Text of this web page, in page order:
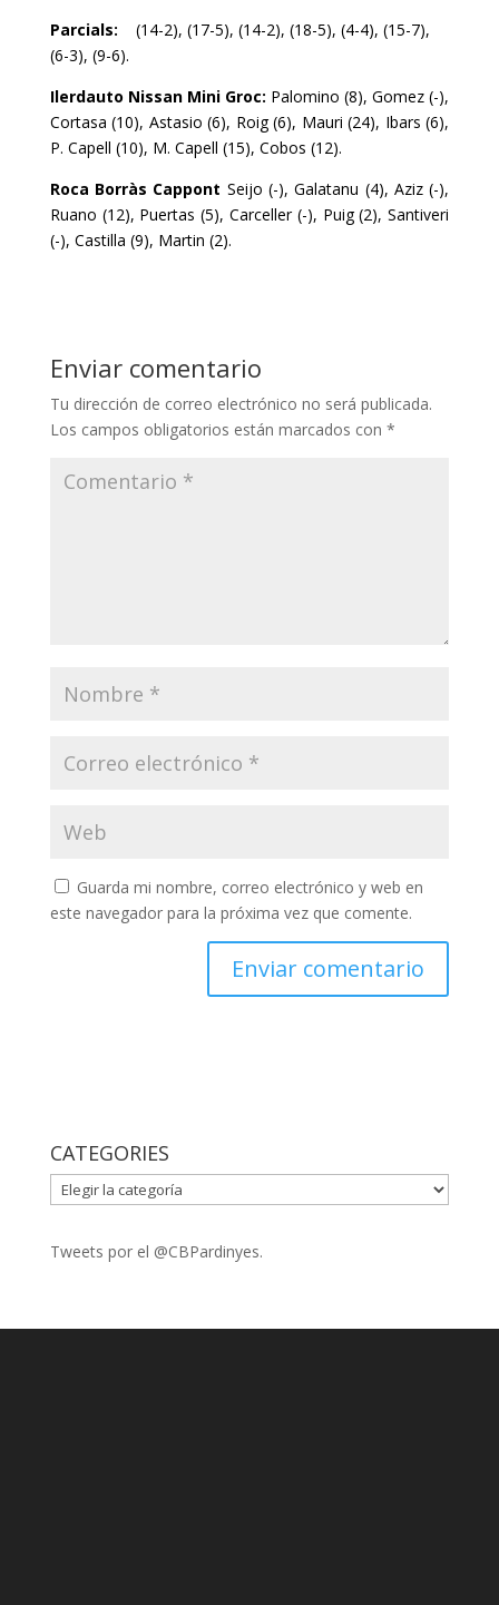
Parcials:
(14-2), (17-5), (14-2), (18-5), (4-4), (15-7),
(6-3), (9-6).
Ilerdauto Nissan Mini Groc: Palomino (8), Gomez (-),
Cortasa (10), Astasio (6), Roig (6), Mauri (24), Ibars (6),
P. Capell (10), M. Capell (15), Cobos (12).
Roca Borràs Cappont Seijo (-), Galatanu (4), Aziz (-),
Ruano (12), Puertas (5), Carceller (-), Puig (2), Santiveri
(-), Castilla (9), Martin (2).
Enviar comentario
Tu dirección de correo electrónico no será publicada.
Los campos obligatorios están marcados con *
Guarda mi nombre, correo electrónico y web en
este navegador para la próxima vez que comente.
CATEGORIES
CATEGORIES
Tweets por el @CBPardinyes.